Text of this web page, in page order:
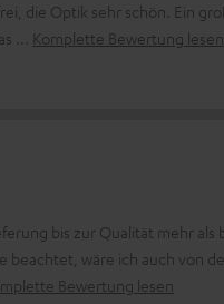
die Optik sehr schön. Ein
Komplette Bewertung lesen
bis zur Qualität mehr als
beachtet, wäre ich auch von
Bewertung lesen